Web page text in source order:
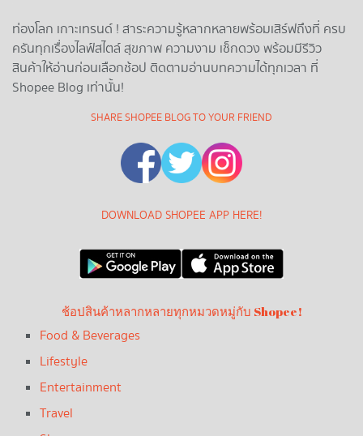
ท่องโลก เกาะเทรนด์ ! สาระความรู้หลากหลายพร้อมเสิร์ฟถึงที่ ครบ
ครันทุกเรื่องไลฟ์สไตล์ สุขภาพ ความงาม เช็กดวง พร้อมมีรีวิว
สินค้าให้อ่านก่อนเลือกช้อป ติดตามอ่านบทความได้ทุกเวลา ที่
Shopee Blog เท่านั้น!
SHARE SHOPEE BLOG TO YOUR FRIEND
DOWNLOAD SHOPEE APP HERE!
ช้อปสินค้าหลากหลายทุกหมวดหมู่กับ Shopee!
Food & Beverages
Lifestyle
Entertainment
Travel